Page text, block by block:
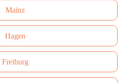
Mainz
Hagen
Freiburg